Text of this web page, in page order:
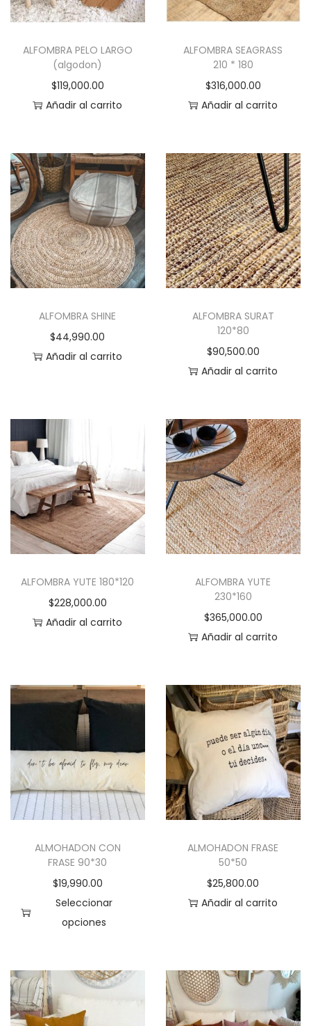
t
a
á
g
d
e
p
r
o
d
u
t
o
.
a
s
o
p
o
n
e
s
s
e
p
e
e
n
l
e
g
i
r
e
n
l
p
á
g
a
d
p
r
o
d
c
t
o
ALFOMBRA PELO LARGO
(algodon)
$119,000.00
Añadir al carrito
ALFOMBRA SEAGRASS
210 * 180
$316,000.00
Añadir al carrito
ALFOMBRA SHINE
$44,990.00
Añadir al carrito
ALFOMBRA SURAT
120*80
$90,500.00
Añadir al carrito
ALFOMBRA YUTE 180*120
$228,000.00
Añadir al carrito
ALFOMBRA YUTE
230*160
$365,000.00
Añadir al carrito
ALMOHADON CON
FRASE 90*30
$19,990.00
Seleccionar
opciones
t
p
ALMOHADON FRASE
50*50
$25,800.00
Añadir al carrito